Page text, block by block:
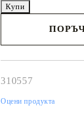
310557
Оцени продукта